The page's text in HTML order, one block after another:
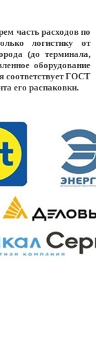
часть расходов по
логистику от
(до терминала,
оборудование
соответствует ГОСТ
его распаковки.